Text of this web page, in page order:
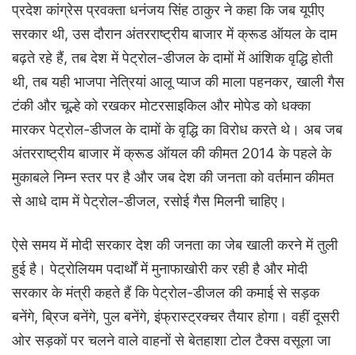
प्रदेश कांग्रेस प्रवक्ता धनंजय सिंह ठाकुर ने कहा कि जब यूपीए
सरकार थी, उस दौरान अंतरराष्ट्रीय बाजार में क्रूड ऑयल के दाम
बढ़ते रहे हैं, तब देश में पेट्रोल-डीजल के दामों में आंशिक वृद्धि होती
थी, तब यही भाजपा नेत्रियां आलू प्याज की माला पहनकर, खाली गैस
टंकी और चूल्हे को रखकर मोटरसाइकिल और मोपेड को धक्का
मारकर पेट्रोल-डीजल के दामों के वृद्धि का विरोध करते थे। अब जब
अंतरराष्ट्रीय बाजार में क्रूड ऑयल की कीमत 2014 के पहले के
मुकाबले निम्न स्तर पर है और जब देश की जनता को वर्तमान कीमत
से आधे दाम में पेट्रोल-डीजल, रसोई गैस मिलनी चाहिए।
ऐसे समय में मोदी सरकार देश की जनता का जेब खाली करने में तुली
हुई है। पेट्रोलियम पदार्थों में मुनाफाखोरी कर रही है और मोदी
सरकार के मंत्री कहते हैं कि पेट्रोल-डीजल की कमाई से सड़क
बनेंगे, ब्रिज बनेंगे, पुल बनेंगे, इंफ्रास्ट्रक्चर तैयार होगा। वहीं दूसरी
ओर सड़कों पर चलने वाले वाहनों से बेतहाशा टोल टैक्स वसूला जा